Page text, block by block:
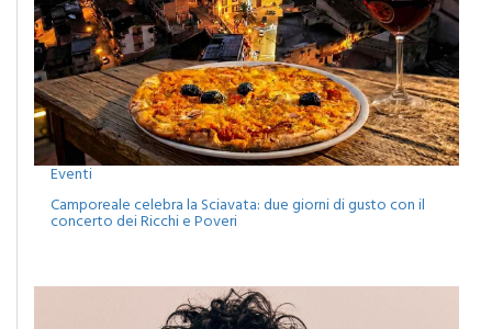
Eventi
Camporeale celebra la Sciavata: due giorni di gusto con il
concerto dei Ricchi e Poveri